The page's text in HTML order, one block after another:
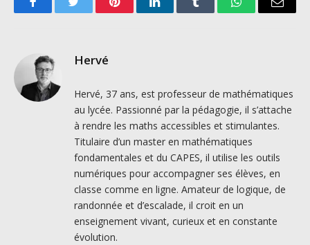
FacebookTwitter PinterestLinkedInTumblr WhatsAppEmail
Hervé
Hervé, 37 ans, est professeur de mathématiques
au lycée. Passionné par la pédagogie, il s’attache
à rendre les maths accessibles et stimulantes.
Titulaire d’un master en mathématiques
fondamentales et du CAPES, il utilise les outils
numériques pour accompagner ses élèves, en
classe comme en ligne. Amateur de logique, de
randonnée et d’escalade, il croit en un
enseignement vivant, curieux et en constante
évolution.